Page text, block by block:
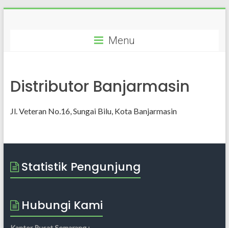
Kasir
Mini
Menu
Distributor Banjarmasin
Jl. Veteran No.16, Sungai Bilu, Kota Banjarmasin
Statistik Pengunjung
Hubungi Kami